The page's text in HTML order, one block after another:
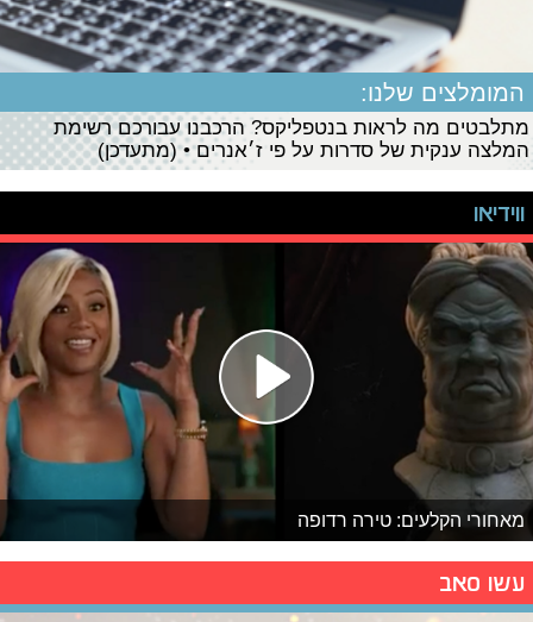
המומלצים שלנו:
מתלבטים מה לראות בנטפליקס? הרכבנו עבורכם רשימת
המלצה ענקית של סדרות על פי ז׳אנרים • (מתעדכן)
ווידיאו
מאחורי הקלעים: טירה רדופה
עשו סאב